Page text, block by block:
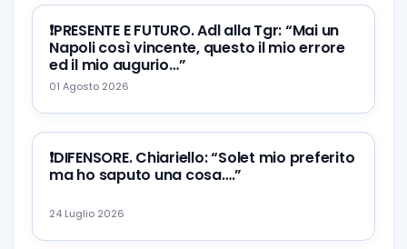
❗️PRESENTE E FUTURO. Adl alla Tgr: “Mai un
Napoli così vincente, questo il mio errore
ed il mio augurio…”
01 Agosto 2026
❗️DIFENSORE. Chiariello: “Solet mio preferito
ma ho saputo una cosa….”
24 Luglio 2026